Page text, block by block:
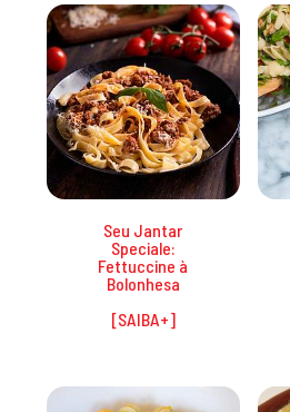
Seu Jantar
Speciale:
Fettuccine à
Bolonhesa